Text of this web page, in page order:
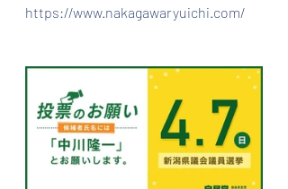
https://www.nakagawaryuichi.com/